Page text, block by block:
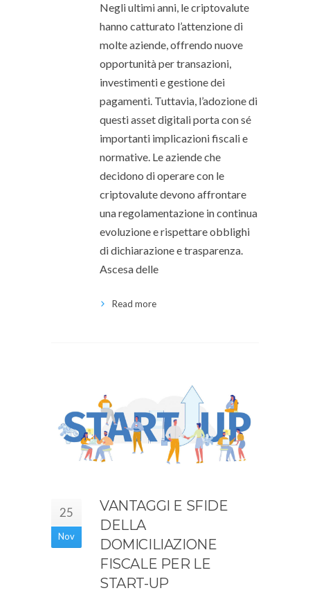
Negli ultimi anni, le criptovalute
hanno catturato l’attenzione di
molte aziende, offrendo nuove
opportunità per transazioni,
investimenti e gestione dei
pagamenti. Tuttavia, l’adozione di
questi asset digitali porta con sé
importanti implicazioni fiscali e
normative. Le aziende che
decidono di operare con le
criptovalute devono affrontare
una regolamentazione in continua
evoluzione e rispettare obblighi
di dichiarazione e trasparenza.
Ascesa delle
Read more
25
Nov
VANTAGGI E SFIDE
DELLA
DOMICILIAZIONE
FISCALE PER LE
START-UP